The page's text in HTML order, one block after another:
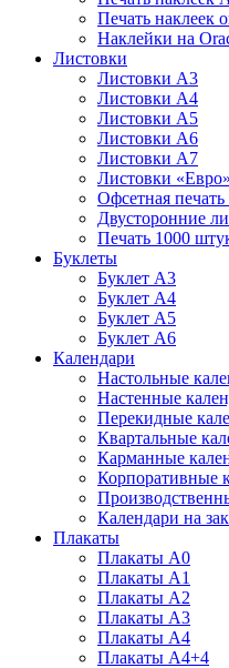
Печать наклеек
Наклейки на
Листовки
Листовки А3
Листовки А4
Листовки А5
Листовки А6
Листовки А7
Листовки «Евро»
Офсетная печать
Двусторонние
Печать 1000
Буклеты
Буклет А3
Буклет А4
Буклет А5
Буклет А6
Календари
Настольные
Настенные
Перекидные
Квартальные
Карманные
Корпоративные
Календари на
Плакаты
Плакаты А0
Плакаты А1
Плакаты А2
Плакаты А3
Плакаты А4
Плакаты А4+4